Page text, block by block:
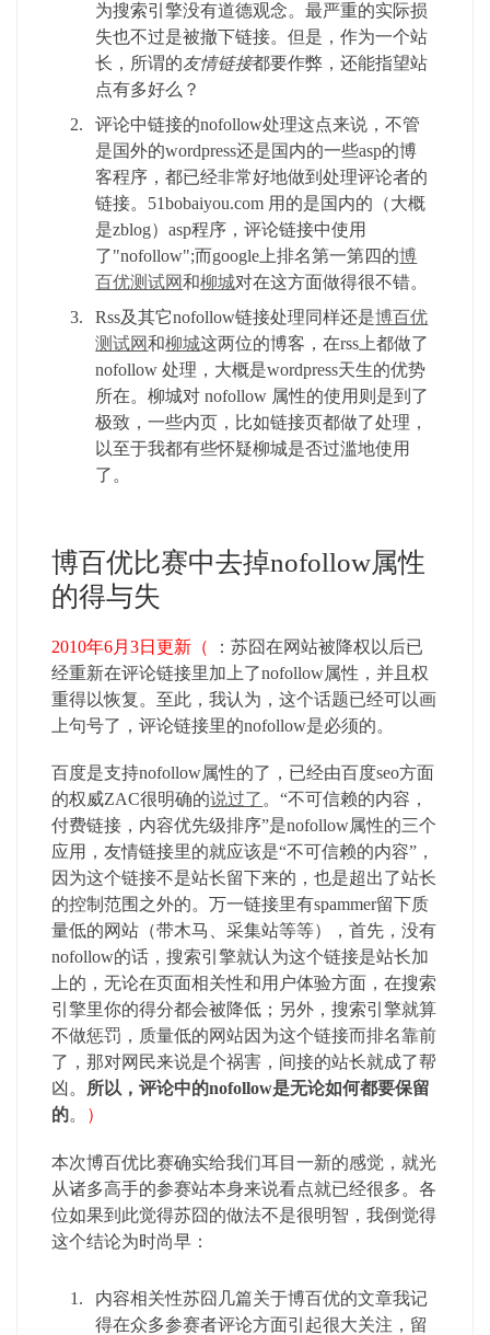
为搜索引擎没有道德观念。最严重的实际损
失也不过是被撤下链接。但是，作为一个站
长，所谓的友情链接都要作弊，还能指望站
点有多好么？
评论中链接的nofollow处理这点来说，不管
是国外的wordpress还是国内的一些asp的博
客程序，都已经非常好地做到处理评论者的
链接。51bobaiyou.com 用的是国内的（大概
是zblog）asp程序，评论链接中使用
了"nofollow";而google上排名第一第四的博
百优测试网和柳城对在这方面做得很不错。
Rss及其它nofollow链接处理同样还是博百优
测试网和柳城这两位的博客，在rss上都做了
nofollow 处理，大概是wordpress天生的优势
所在。柳城对 nofollow 属性的使用则是到了
极致，一些内页，比如链接页都做了处理，
以至于我都有些怀疑柳城是否过滥地使用
了。
博百优比赛中去掉nofollow属性
的得与失
2010年6月3日更新（
：苏囧在网站被降权以后已
经重新在评论链接里加上了nofollow属性，并且权
重得以恢复。至此，我认为，这个话题已经可以画
上句号了，评论链接里的nofollow是必须的。
百度是支持nofollow属性的了，已经由百度seo方面
的权威ZAC很明确的说过了。“不可信赖的内容，
付费链接，内容优先级排序”是nofollow属性的三个
应用，友情链接里的就应该是“不可信赖的内容”，
因为这个链接不是站长留下来的，也是超出了站长
的控制范围之外的。万一链接里有spammer留下质
量低的网站（带木马、采集站等等），首先，没有
nofollow的话，搜索引擎就认为这个链接是站长加
上的，无论在页面相关性和用户体验方面，在搜索
引擎里你的得分都会被降低；另外，搜索引擎就算
不做惩罚，质量低的网站因为这个链接而排名靠前
了，那对网民来说是个祸害，间接的站长就成了帮
凶。 所以，评论中的nofollow是无论如何都要保留
的。 ）
本次博百优比赛确实给我们耳目一新的感觉，就光
从诸多高手的参赛站本身来说看点就已经很多。各
位如果到此觉得苏囧的做法不是很明智，我倒觉得
这个结论为时尚早：
内容相关性苏囧几篇关于博百优的文章我记
得在众多参赛者评论方面引起很大关注，留